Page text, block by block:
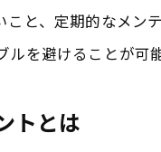
お買い得と安心
地域特性を活かし
安心感を重視する
と、定期的なメ
を避けることが可能
トとは